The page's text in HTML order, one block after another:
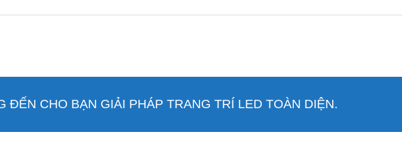
ĐẾN CHO BẠN GIẢI PHÁP TRANG TRÍ LED TOÀN DIỆN.